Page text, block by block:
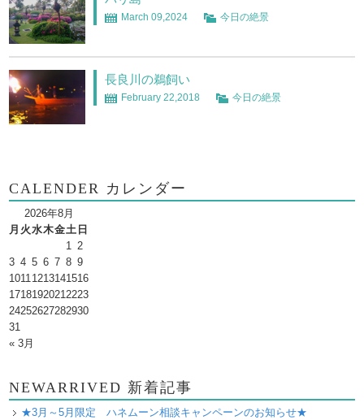
March 09,2024 今日の絶景
長良川の鵜飼い
February 22,2018 今日の絶景
CALENDER カレンダー
2026年8月
月 火水木金土 日
1 2
3 4 5 6 7 8 9
10111213141516
17181920212223
24252627282930
31
« 3月
NEWARRIVED 新着記事
★3月～5月限定 ハネムーン相談キャンペーンのお知らせ★